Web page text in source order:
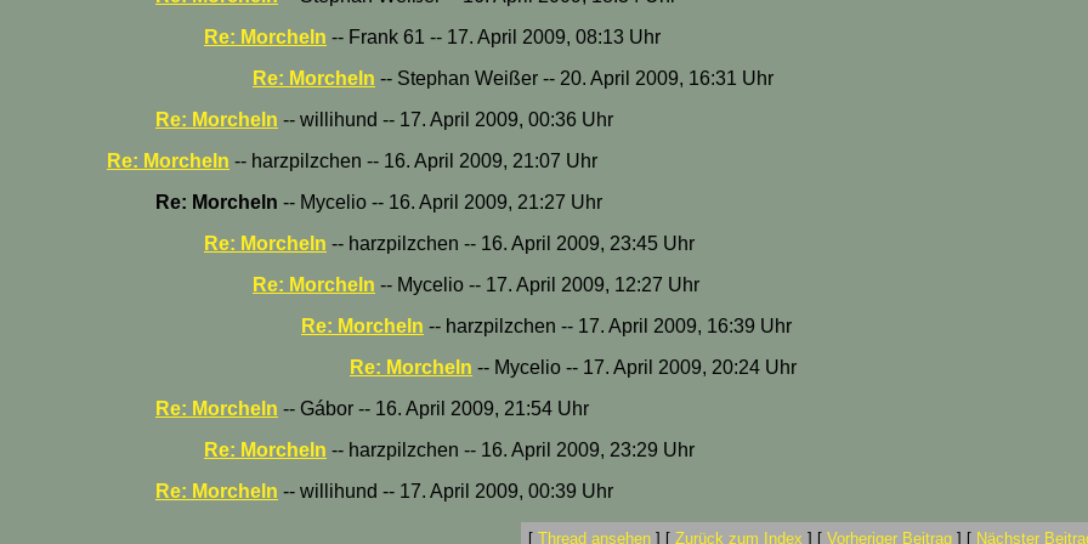
Re: Morcheln -- Frank 61 -- 17. April 2009, 08:13 Uhr
Re: Morcheln -- Stephan Weißer -- 20. April 2009, 16:31 Uhr
Re: Morcheln -- willihund -- 17. April 2009, 00:36 Uhr
Re: Morcheln -- harzpilzchen -- 16. April 2009, 21:07 Uhr
Re: Morcheln -- Mycelio -- 16. April 2009, 21:27 Uhr
Re: Morcheln -- harzpilzchen -- 16. April 2009, 23:45 Uhr
Re: Morcheln -- Mycelio -- 17. April 2009, 12:27 Uhr
Re: Morcheln -- harzpilzchen -- 17. April 2009, 16:39 Uhr
Re: Morcheln -- Mycelio -- 17. April 2009, 20:24 Uhr
Re: Morcheln -- Gábor -- 16. April 2009, 21:54 Uhr
Re: Morcheln -- harzpilzchen -- 16. April 2009, 23:29 Uhr
Re: Morcheln -- willihund -- 17. April 2009, 00:39 Uhr
[ Thread ansehen ] [ Zurück zum Index ] [ Vorheriger Beitrag ] [ Nächster